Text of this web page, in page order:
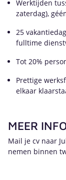
Werktijden
zaterdag),
25
fulltime
Tot 20%
Prettige
elkaar
MEER
Mail je cv naar
nemen binnen